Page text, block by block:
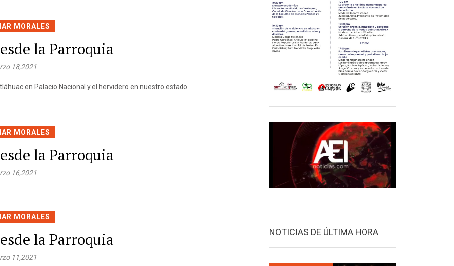
MORALES
la Parroquia
18,2021
en Palacio Nacional y el hervidero en nuestro estado.
MORALES
la Parroquia
16,2021
MORALES
la Parroquia
11,2021
NOTICIAS DE ÚLTIMA HORA